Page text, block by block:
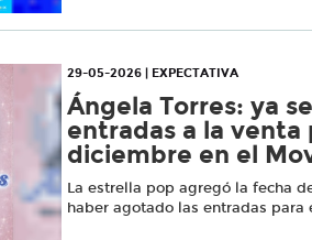
29-05-2026 | EXPECTATIVA
Ángela Torres: ya
entradas a la venta
diciembre en el
La estrella pop agregó la fecha
haber agotado las entradas para